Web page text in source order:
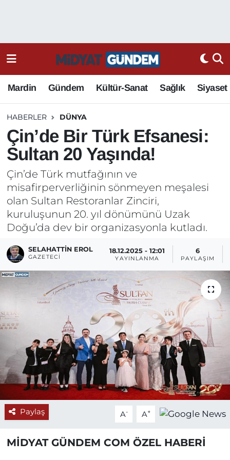
Mardin Gündem Kültür-Sanat Sağlık Siyaset
HABERLER DÜNYA
Çin’de Bir Türk Efsanesi:
Sultan 20 Yaşında!
Çin’de Türk mutfağının ve
misafirperverliğinin sönmeyen meşalesi
olan Sultan Restoranlar Zinciri,
kuruluşunun 20. yıl dönümünü Uzak
Doğu’da dev bir organizasyonla kutladı.
SELAHATTIN EROL
GAZETECI
18.12.2025 - 12:01
YAYINLANMA
6
PAYLAŞIM
Paylaş A- A+
MİDYAT GÜNDEM COM ÖZEL HABERİ